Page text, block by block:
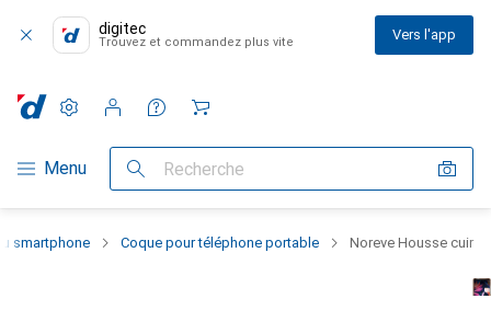
digitec
Trouvez et commandez plus vite Vers l'app
Navigation par catégorie
Menu Recherche
Paramètres
Compte client
Listes de comparaison
Listes d'envies
Panier
smartphone Coque pour téléphone portable Noreve Housse cuir